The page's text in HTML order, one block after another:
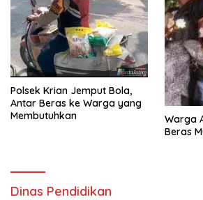
Polsek Krian Jemput Bola,
Antar Beras ke Warga yang
Membutuhkan
Warga
Beras
Dinas Pendidikan